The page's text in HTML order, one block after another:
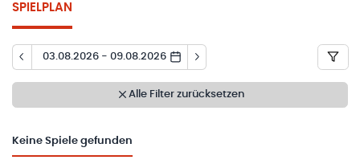
SPIELPLAN
03.08.2026 - 09.08.2026
Alle Filter zurücksetzen
Keine Spiele gefunden